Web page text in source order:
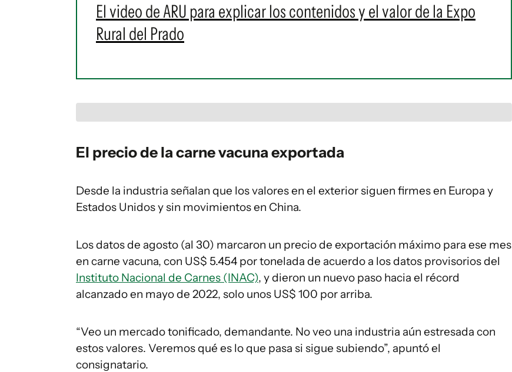
El video de ARU para explicar los contenidos y el valor de la Expo
Rural del Prado
El precio de la carne vacuna exportada
Desde la industria señalan que los valores en el exterior siguen firmes en Europa y
Estados Unidos y sin movimientos en China.
Los datos de agosto (al 30) marcaron un precio de exportación máximo para ese mes
en carne vacuna, con US$ 5.454 por tonelada de acuerdo a los datos provisorios del
Instituto Nacional de Carnes (INAC), y dieron un nuevo paso hacia el récord
alcanzado en mayo de 2022, solo unos US$ 100 por arriba.
“Veo un mercado tonificado, demandante. No veo una industria aún estresada con
estos valores. Veremos qué es lo que pasa si sigue subiendo”, apuntó el
consignatario.